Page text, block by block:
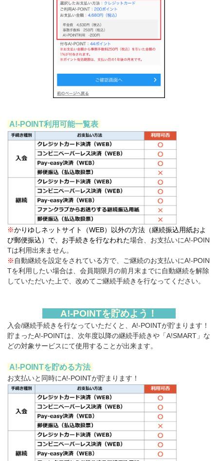
A!-POINT利用可能一覧表
※かりゆしネットサイト（WEB）以外の方法（継続振込用紙およ
び郵便振込）で、お手続きを行なわれた場合、お支払いにA!-POIN
Tは利用出来ません。
※ 自動継続を設定をされている方で、ご継続のお支払いにA!-POIN
Tを利用したい場合は、会員期限月の前月末までに自動継続を解除
していただいた上で、改めてご継続手続きを行なってください。
A!-POINTを貯めよう！
入会/継続手続きを行なっていただくと、A!-POINTが貯まります！
貯まったA!-POINTは、次年度以降の継続手続きや「A!SMART」な
どの対象サービスにて使用することが出来ます。
A!-POINTを貯める方法
お支払いと同時にA!-POINTが貯まります！